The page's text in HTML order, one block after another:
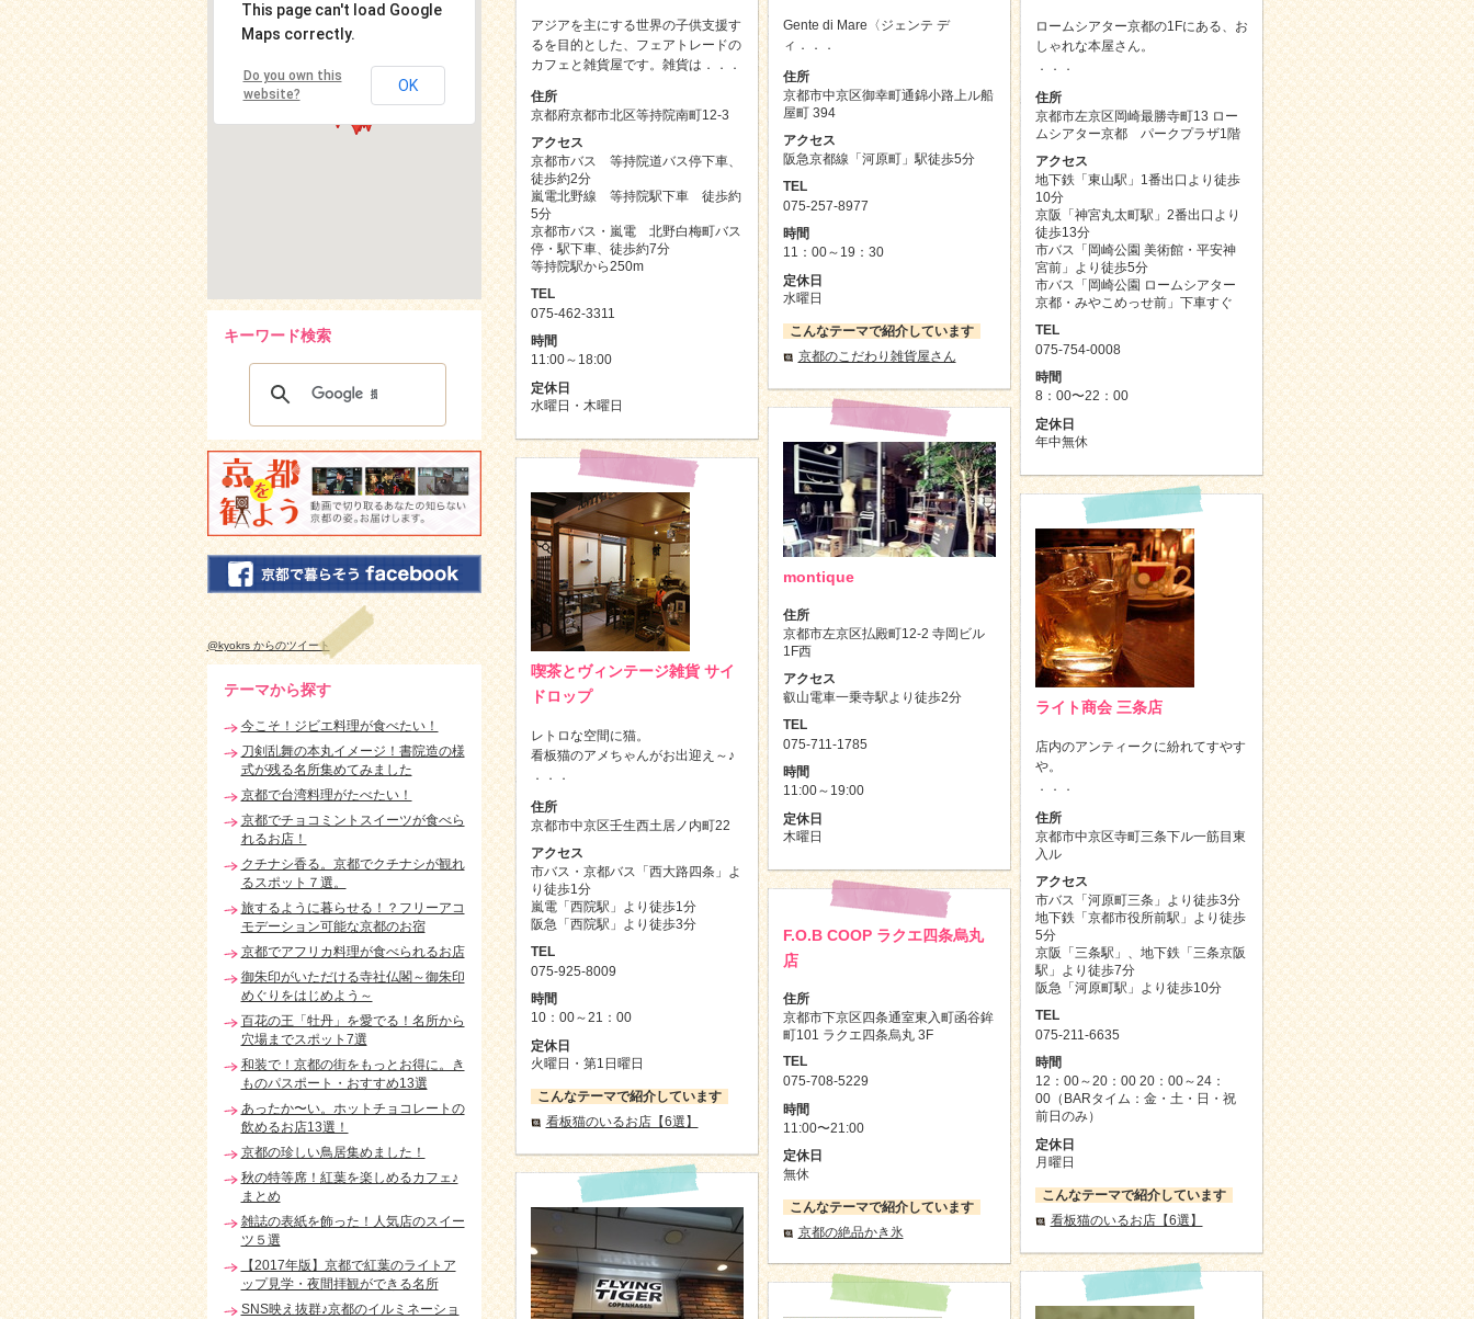
アジアを主にする世界の子供支援す
るを目的とした、フェアトレードの
カフェと雑貨屋です。雑貨は．．．
住所
京都府京都市北区等持院南町12-3
アクセス
京都市バス 等持院道バス停下車、
徒歩約2分
嵐電北野線 等持院駅下車 徒歩約
5分
京都市バス・嵐電 北野白梅町バス
停・駅下車、徒歩約7分
等持院駅から250m
TEL
075-462-3311
時間
11:00～18:00
定休日
水曜日・木曜日
Gente di Mare〈ジェンテ デ
ィ．．．
住所
京都市中京区御幸町通錦小路上ル船
屋町 394
アクセス
阪急京都線「河原町」駅徒歩5分
TEL
075-257-8977
時間
11：00～19：30
定休日
水曜日
こんなテーマで紹介しています
京都のこだわり雑貨屋さん
ロームシアター京都の1Fにある、お
しゃれな本屋さん。
．．．
住所
京都市左京区岡崎最勝寺町13 ロー
ムシアター京都 パークプラザ1階
アクセス
地下鉄「東山駅」1番出口より徒歩
10分
京阪「神宮丸太町駅」2番出口より
徒歩13分
市バス「岡崎公園 美術館・平安神
宮前」より徒歩5分
市バス「岡崎公園 ロームシアター
京都・みやこめっせ前」下車すぐ
TEL
075-754-0008
時間
8：00〜22：00
定休日
年中無休
montique
住所
京都市左京区払殿町12-2 寺岡ビル
1F西
アクセス
叡山電車一乗寺駅より徒歩2分
TEL
075-711-1785
時間
11:00～19:00
定休日
木曜日
喫茶とヴィンテージ雑貨 サイ
ドロップ
レトロな空間に猫。
看板猫のアメちゃんがお出迎え～♪
．．．
住所
京都市中京区壬生西土居ノ内町22
アクセス
市バス・京都バス「西大路四条」よ
り徒歩1分
嵐電「西院駅」より徒歩1分
阪急「西院駅」より徒歩3分
TEL
075-925-8009
時間
10：00～21：00
定休日
火曜日・第1日曜日
こんなテーマで紹介しています
看板猫のいるお店【6選】
ライト商会 三条店
店内のアンティークに紛れてすやす
や。
．．．
住所
京都市中京区寺町三条下ル一筋目東
入ル
アクセス
市バス「河原町三条」より徒歩3分
地下鉄「京都市役所前駅」より徒歩
5分
京阪「三条駅」、地下鉄「三条京阪
駅」より徒歩7分
阪急「河原町駅」より徒歩10分
TEL
075-211-6635
時間
12：00～20：00 20：00～24：
00（BARタイム：金・土・日・祝
前日のみ）
定休日
月曜日
こんなテーマで紹介しています
看板猫のいるお店【6選】
F.O.B COOP ラクエ四条烏丸
店
住所
京都市下京区四条通室東入町函谷鉾
町101 ラクエ四条烏丸 3F
TEL
075-708-5229
時間
11:00〜21:00
定休日
無休
こんなテーマで紹介しています
京都の絶品かき氷
This page can't load Google
Maps correctly.
Do you own this
website?
OK
キーワード検索
@kyokrs からのツイート
テーマから探す
今こそ！ジビエ料理が食べたい！
刀剣乱舞の本丸イメージ！書院造の様
式が残る名所集めてみました
京都で台湾料理がたべたい！
京都でチョコミントスイーツが食べら
れるお店！
クチナシ香る。京都でクチナシが観れ
るスポット７選。
旅するように暮らせる！？フリーアコ
モデーション可能な京都のお宿
京都でアフリカ料理が食べられるお店
御朱印がいただける寺社仏閣～御朱印
めぐりをはじめよう～
百花の王「牡丹」を愛でる！名所から
穴場までスポット7選
和装で！京都の街をもっとお得に。き
ものパスポート・おすすめ13選
あったか〜い。ホットチョコレートの
飲めるお店13選！
京都の珍しい鳥居集めました！
秋の特等席！紅葉を楽しめるカフェ♪
まとめ
雑誌の表紙を飾った！人気店のスイー
ツ５選
【2017年版】京都で紅葉のライトア
ップ見学・夜間拝観ができる名所
SNS映え抜群♪京都のイルミネーショ